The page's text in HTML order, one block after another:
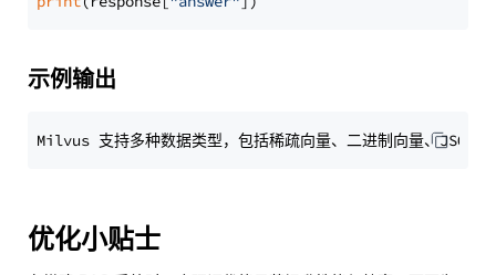
示例输出
优化小贴士